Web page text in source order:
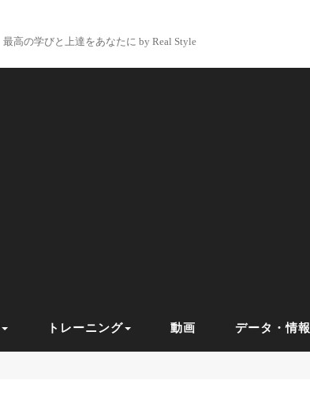
最高の学びと上達をあなたに by Real Style
トレーニング 動画 データ・情報